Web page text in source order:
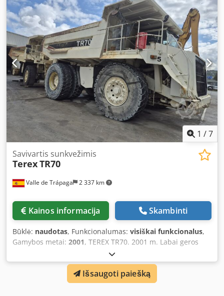
1 /7
Valle de Trápaga 2 337 km
Savivartis sunkvežimis
TerexTR70
Kainos informacija Skambinti
Būklė: naudotas, Funkcionalumas: visiškai funkcionalus,
Gamybos metai: 2001, TEREX TR70. 2001 m. Labai geros
būklės. 24.00x35 padangos su 70%, 80% ir 90%
protektoriaus likučiu. Csdoyymtkepfx Adtoha
Išsaugoti paiešką